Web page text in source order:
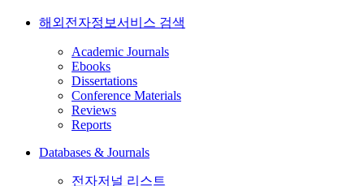
해외전자정보서비스 검색
Academic Journals
Ebooks
Dissertations
Conference Materials
Reviews
Reports
Databases & Journals
전자저널 리스트